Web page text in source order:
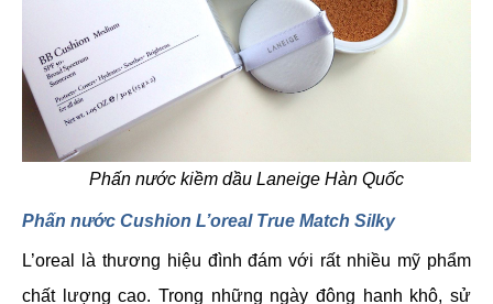
Phấn nước kiềm dầu Laneige Hàn Quốc
Phấn nước Cushion L’oreal True Match Silky
L’oreal là thương hiệu đình đám với rất nhiều mỹ phẩm
chất lượng cao. Trong những ngày đông hanh khô, sử